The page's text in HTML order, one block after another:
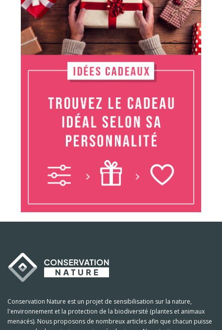
Conservation Nature est un projet de sensibilisation sur la nature,
l'environnement et la protection de la biodiversité (plantes et animaux
menacés). Nous proposons de nombreux articles afin que chacun puisse